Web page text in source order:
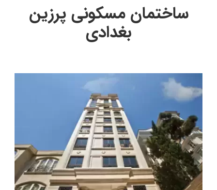
ساختمان مسکونی پرزین
بغدادی